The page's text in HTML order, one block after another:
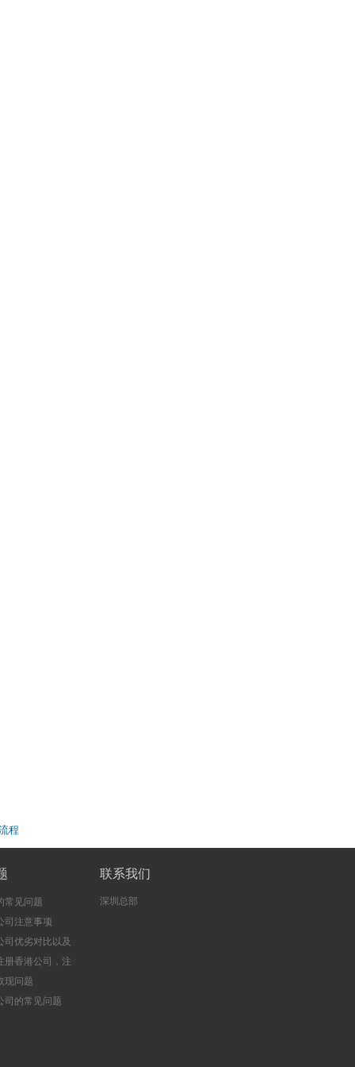
程
常见问题
司注意事项
司优劣对比以及
册香港公司，注
的好处
现问题
司的常见问题
联系我们
深圳总部